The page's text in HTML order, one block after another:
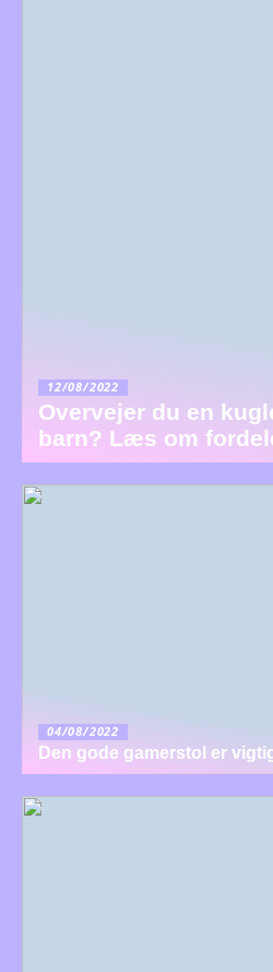
12/08/2022
Overvejer du en
barn? Læs om
04/08/2022
Den gode gamerstol er